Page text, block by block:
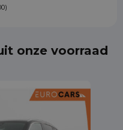
onze voorraad